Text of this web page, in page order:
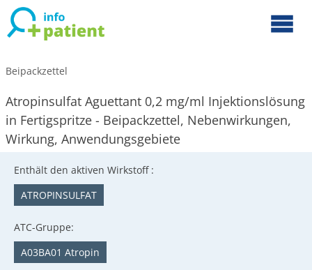
Beipackzettel
Atropinsulfat Aguettant 0,2 mg/ml Injektionslösung
in Fertigspritze - Beipackzettel, Nebenwirkungen,
Wirkung, Anwendungsgebiete
Enthält den aktiven Wirkstoff :
ATROPINSULFAT
ATC-Gruppe:
A03BA01 Atropin